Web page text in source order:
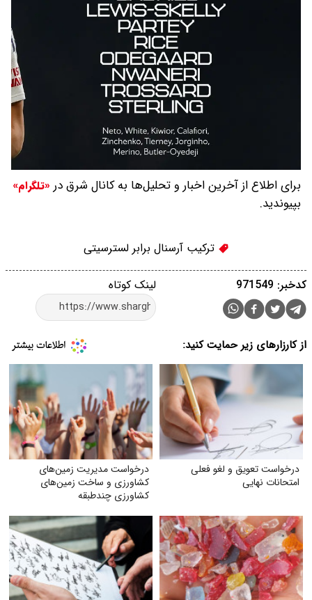
برای اطلاع از آخرین اخبار و تحلیل‌ها به کانال شرق در «تلگرام»
بپیوندید.
ترکیب آرسنال برابر لسترسیتی
لینک کوتاه کدخبر: 971549
از کارزارهای زیر حمایت کنید:
درخواست تعویق و لغو فعلی
امتحانات نهایی
درخواست مدیریت زمین‌های
کشاورزی و ساخت زمین‌های
کشاورزی چندطبقه